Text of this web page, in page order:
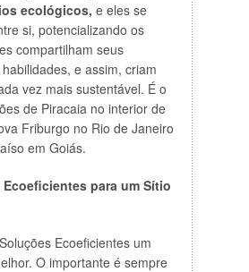
ecológicos, e eles se
si, potencializando os
compartilham seus
e assim, criam
vez mais sustentável. É o
de Piracaia no interior de
Friburgo no Rio de Janeiro
em Goiás.
para um Sítio
Ecoeficientes um
O importante é sempre